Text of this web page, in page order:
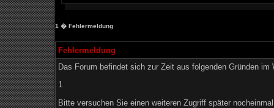
1 � Fehlermeldung
Fehlermeldung
Das Forum befindet sich zur Zeit aus folgenden Gründen im
1
Bitte versuchen Sie einen weiteren Zugriff später